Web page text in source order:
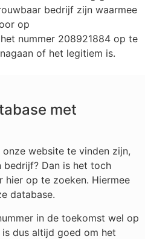
bedrijf zijn waarmee
op
nummer 208921884 op te
of het legitiem is.
met
website te vinden zijn,
Dan is het toch
hier op te zoeken. Hiermee
database.
in de toekomst wel op
dus altijd goed om het